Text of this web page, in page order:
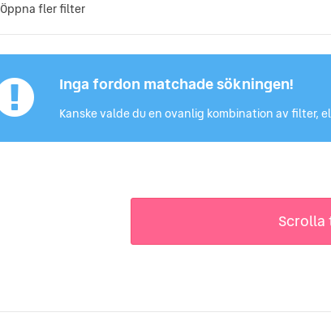
Öppna fler filter
Inga fordon matchade sökningen!
Kanske valde du en ovanlig kombination av filter,
Scrolla